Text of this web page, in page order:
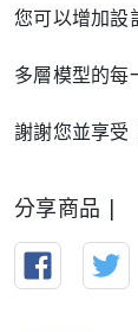
您可以增加設
多層模型的每
謝謝您並享受
分享商品 |